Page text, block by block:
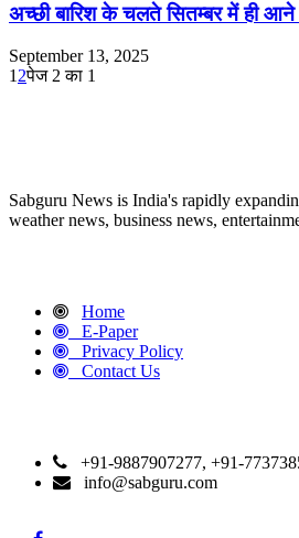
अच्छी बारिश के चलते सितम्बर में ही
September 13, 2025
1 2पेज 2 का 1
Sabguru News is India's rapidly
weather news, business news,
Home
E-Paper
Privacy Policy
Contact Us
+91-9887907277, +91-
info@sabguru.com